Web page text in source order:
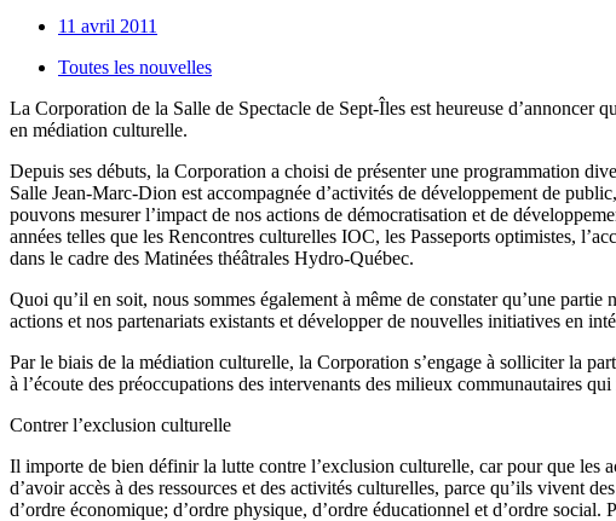
11 avril 2011
Toutes les nouvelles
La Corporation de la Salle de Spectacle de Sept-Îles est heureuse d’annoncer
en médiation culturelle.
Depuis ses débuts, la Corporation a choisi de présenter une programmation
Salle Jean-Marc-Dion est accompagnée d’activités de développement de
pouvons mesurer l’impact de nos actions de démocratisation et de
années telles que les Rencontres culturelles IOC, les Passeports optimistes,
dans le cadre des Matinées théâtrales Hydro-Québec.
Quoi qu’il en soit, nous sommes également à même de constater qu’une
actions et nos partenariats existants et développer de nouvelles initiatives en
Par le biais de la médiation culturelle, la Corporation s’engage à solliciter la
à l’écoute des préoccupations des intervenants des milieux communautaires
Contrer l’exclusion culturelle
Il importe de bien définir la lutte contre l’exclusion culturelle, car pour que les
d’avoir accès à des ressources et des activités culturelles, parce qu’ils vivent
d’ordre économique; d’ordre physique, d’ordre éducationnel et d’ordre